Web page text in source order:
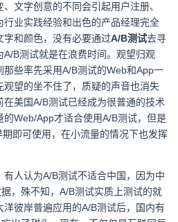
文字创意的不同会引起用户注册、
业实践经验和出色的产品经理完全
和颜色，没有必要通过A/B测试去寻
B测试就是在浪费时间。观望归观
些率先采用A/B测试的Web和App一
望的坐不住了，质疑的声音也消失
美国A/B测试已经成为很普通的技术
Web/App才适合使用A/B测试，但是
即可使用，在小流量的情况下也发挥
人认为A/B测试不适合中国，因为中
，殊不知，A/B测试实质上测试的就
洋彼岸普遍应用的A/B测试后，国内有